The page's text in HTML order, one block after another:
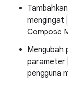
Tambahkan
mengingat
Compose
Mengubah
parameter
pengguna